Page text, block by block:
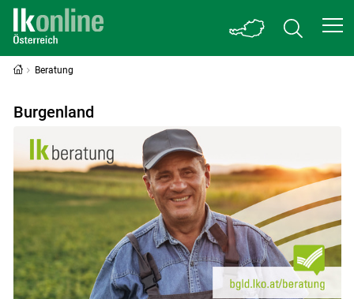
Beratung
Beratung
Burgenland